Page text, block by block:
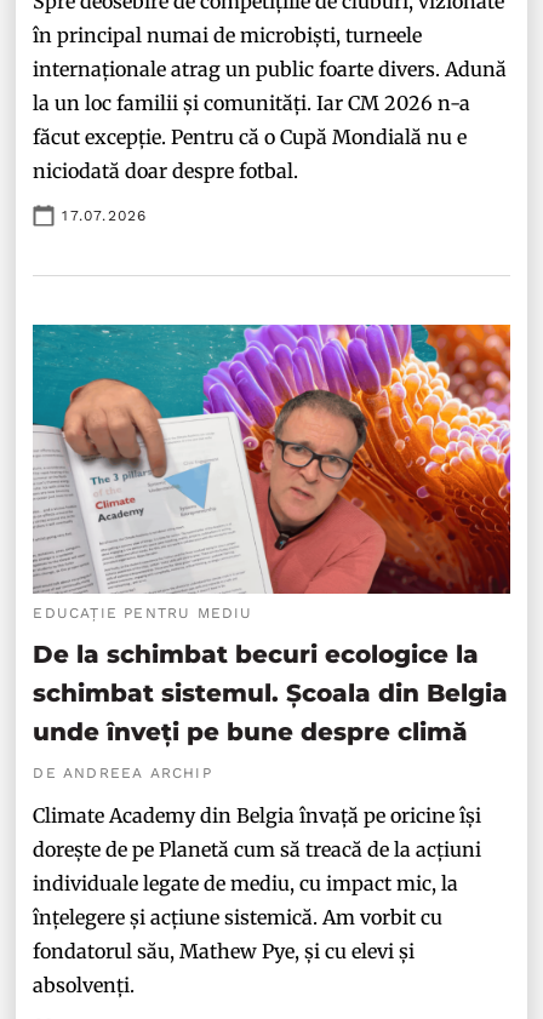
în principal numai de microbiști, turneele
internaționale atrag un public foarte divers. Adună
la un loc familii și comunități. Iar CM 2026 n-a
făcut excepție. Pentru că o Cupă Mondială nu e
niciodată doar despre fotbal.
17.07.2026
EDUCAȚIE PENTRU MEDIU
De la schimbat becuri ecologice la
schimbat sistemul. Școala din Belgia
unde înveți pe bune despre climă
DE ANDREEA ARCHIP
Climate Academy din Belgia învață pe oricine își
dorește de pe Planetă cum să treacă de la acțiuni
individuale legate de mediu, cu impact mic, la
înțelegere și acțiune sistemică. Am vorbit cu
fondatorul său, Mathew Pye, și cu elevi și
absolvenți.